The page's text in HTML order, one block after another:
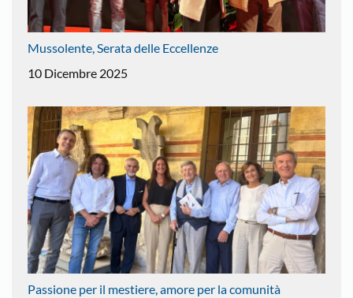
Mussolente, Serata delle Eccellenze
10 Dicembre 2025
Passione per il mestiere, amore per la comunità